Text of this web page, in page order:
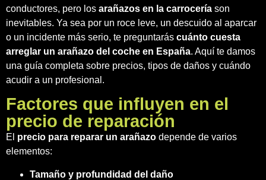
conductores, pero los arañazos en la carrocería son
inevitables. Ya sea por un roce leve, un descuido al aparcar
o un incidente más serio, te preguntarás cuánto cuesta
arreglar un arañazo del coche en España. Aquí te damos
una guía completa sobre precios, tipos de daños y cuándo
acudir a un profesional.
Factores que influyen en el
precio de reparación
El precio para reparar un arañazo depende de varios
elementos:
Tamaño y profundidad del daño